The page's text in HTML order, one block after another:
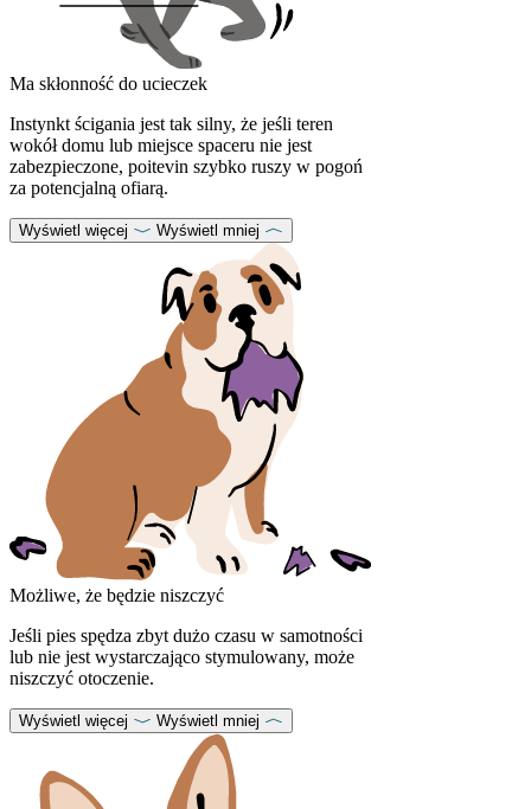
Ma skłonność do ucieczek
Instynkt ścigania jest tak silny, że jeśli teren
wokół domu lub miejsce spaceru nie jest
zabezpieczone, poitevin szybko ruszy w pogoń
za potencjalną ofiarą.
Wyświetl więcej Wyświetl mniej
Możliwe, że będzie niszczyć
Jeśli pies spędza zbyt dużo czasu w samotności
lub nie jest wystarczająco stymulowany, może
niszczyć otoczenie.
Wyświetl więcej Wyświetl mniej